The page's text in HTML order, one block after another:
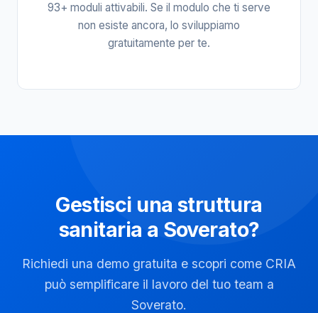
93+ moduli attivabili. Se il modulo che ti serve
non esiste ancora, lo sviluppiamo
gratuitamente per te.
Gestisci una struttura
sanitaria a Soverato?
Richiedi una demo gratuita e scopri come CRIA
può semplificare il lavoro del tuo team a
Soverato.